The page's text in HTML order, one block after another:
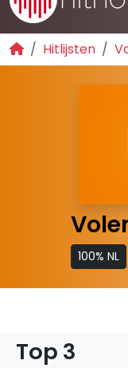
Hitlijsten
100% NL
Top 3